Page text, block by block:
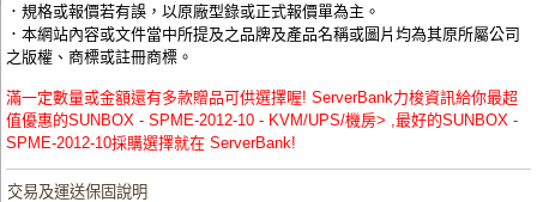
．規格或報價若有誤，以原廠型錄或正式報價單為主。
．本網站內容或文件當中所提及之品牌及產品名稱或圖片均為其原所屬公司
之版權、商標或註冊商標。
滿一定數量或金額還有多款贈品可供選擇喔! ServerBank力梭資訊給你最超
值優惠的SUNBOX - SPME-2012-10 - KVM/UPS/機房> ,最好的SUNBOX -
SPME-2012-10採購選擇就在 ServerBank!
交易及運送保固說明